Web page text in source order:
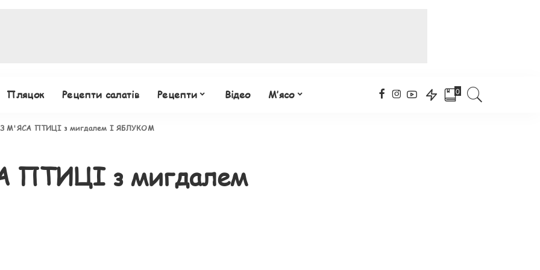
Пляцок Рецепти салатів Рецепти Відео М’ясо 0
М'ЯСА ПТИЦІ з мигдалем І ЯБЛУКОМ
з мигдалем